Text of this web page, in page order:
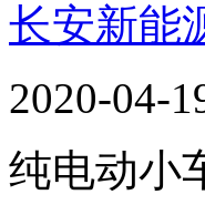
长安新能
2020-04-
纯电动小